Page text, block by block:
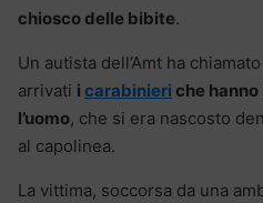
chiosco delle bibite.
Un autista dell’Amt ha
arrivati i carabinieri che
l’uomo, che si era nascosto
al capolinea.
La vittima, soccorsa da una